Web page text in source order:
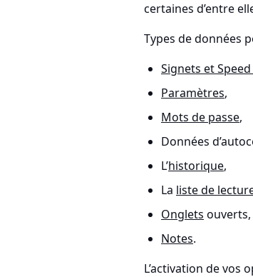
certaines d’entre
Types de données
Signets et
Paramètres,
Mots de passe,
Données
L’historique,
La liste de
Onglets ouverts,
Notes.
L’activation de